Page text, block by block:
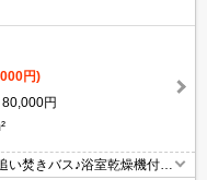
円)
80,000円
焚きバス♪浴室乾燥機付♪